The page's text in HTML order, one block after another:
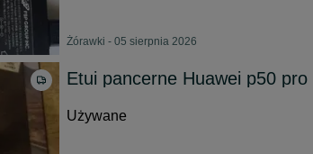
Żórawki - 05 sierpnia 2026
Etui pancerne Huawei p50 pro
Używane